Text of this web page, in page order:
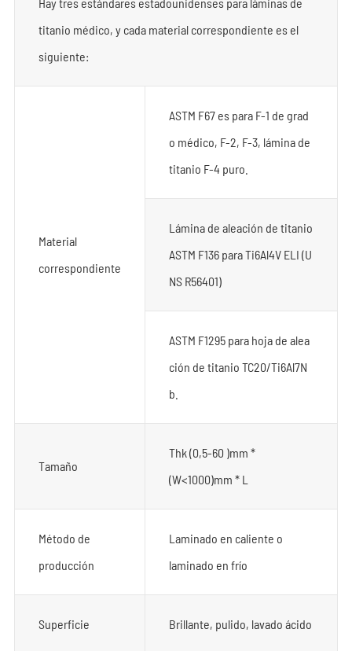
Hay tres estándares estadounidenses para láminas de
titanio médico, y cada material correspondiente es el
siguiente:
Material
correspondiente
ASTM F67 es para F-1 de grad
o médico, F-2, F-3, lámina de
titanio F-4 puro.
Lámina de aleación de titanio
ASTM F136 para Ti6Al4V ELI (U
NS R56401)
ASTM F1295 para hoja de alea
ción de titanio TC20/Ti6Al7N
b.
Tamaño
Thk (0,5-60 )mm *
(W<1000)mm * L
Método de
producción
Laminado en caliente o
laminado en frío
Superficie Brillante, pulido, lavado ácido